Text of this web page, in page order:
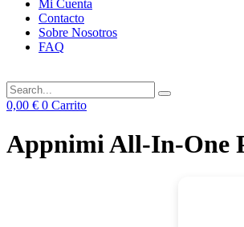
Mi Cuenta
Contacto
Sobre Nosotros
FAQ
0,00 € 0 Carrito
Appnimi All-In-One